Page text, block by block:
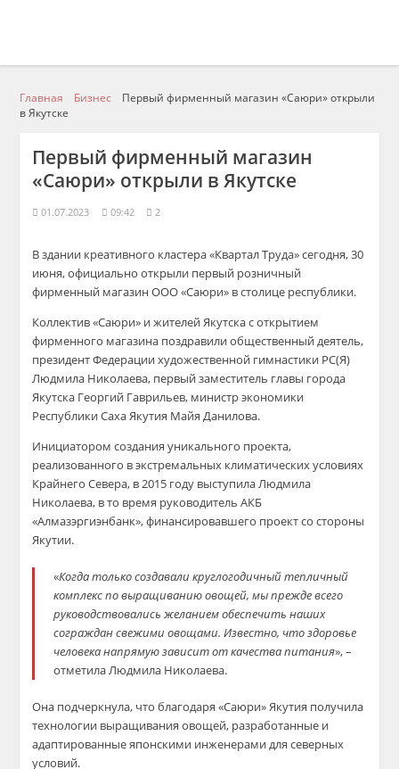
Главная Бизнес
Первый фирменный магазин «Саюри» открыли
в Якутске
Первый фирменный магазин
«Саюри» открыли в Якутске
01.07.2023 09:42 2
В здании креативного кластера «Квартал Труда» сегодня, 30
июня, официально открыли первый розничный
фирменный магазин ООО «Саюри» в столице республики.
Коллектив «Саюри» и жителей Якутска с открытием
фирменного магазина поздравили общественный деятель,
президент Федерации художественной гимнастики РС(Я)
Людмила Николаева, первый заместитель главы города
Якутска Георгий Гаврильев, министр экономики
Республики Саха Якутия Майя Данилова.
Инициатором создания уникального проекта,
реализованного в экстремальных климатических условиях
Крайнего Севера, в 2015 году выступила Людмила
Николаева, в то время руководитель АКБ
«Алмазэргиэнбанк», финансировавшего проект со стороны
Якутии.
«Когда только создавали круглогодичный тепличный
комплекс по выращиванию овощей, мы прежде всего
руководствовались желанием обеспечить наших
сограждан свежими овощами. Известно, что здоровье
человека напрямую зависит от качества питания», –
отметила Людмила Николаева.
Она подчеркнула, что благодаря «Саюри» Якутия получила
технологии выращивания овощей, разработанные и
адаптированные японскими инженерами для северных
условий.